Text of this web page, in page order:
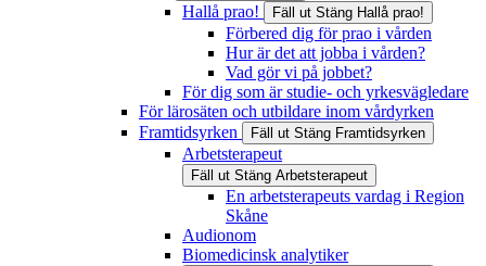
Hallå prao! Fäll ut Stäng Hallå prao!
Förbered dig för prao i vården
Hur är det att jobba i vården?
Vad gör vi på jobbet?
För dig som är studie- och yrkesvägledare
För lärosäten och utbildare inom vårdyrken
Framtidsyrken
Fäll ut Stäng Framtidsyrken
Arbetsterapeut
Fäll ut Stäng Arbetsterapeut
En arbetsterapeuts vardag i Region
Skåne
Audionom
Biomedicinsk analytiker